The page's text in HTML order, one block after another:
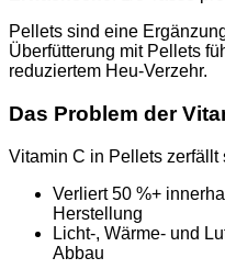
Pellets sind eine
Überfütterung mit Pellets
reduziertem Heu-Verzehr.
Das Problem der
Vitamin C in Pellets zerfällt
Verliert 50 %+
Herstellung
Licht-, Wärme- und
Abbau